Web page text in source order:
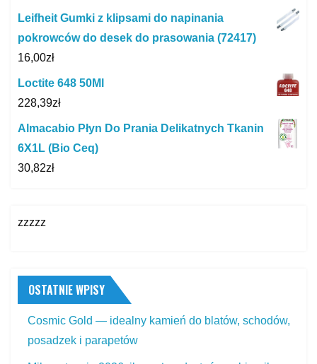
Leifheit Gumki z klipsami do napinania
pokrowców do desek do prasowania (72417)
16,00zł
Loctite 648 50Ml
228,39zł
Almacabio Płyn Do Prania Delikatnych Tkanin
6X1L (Bio Ceq)
30,82zł
zzzzz
OSTATNIE WPISY
Cosmic Gold — idealny kamień do blatów, schodów,
posadzek i parapetów